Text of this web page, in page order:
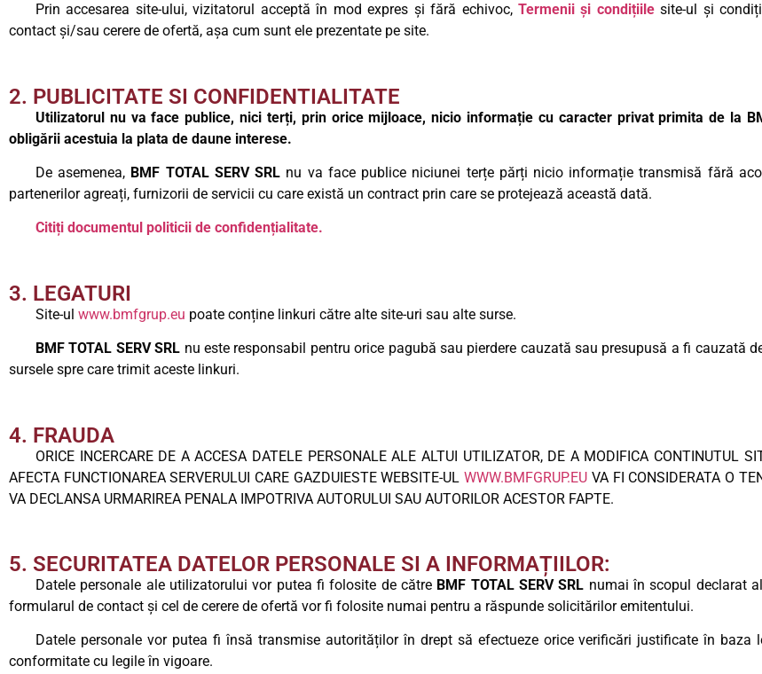
Prin accesarea site-ului, vizitatorul acceptă în mod expres și fără echivoc, Termenii și condițiilesite-ul și
contact și/sau cerere de ofertă, așa cum sunt ele prezentate pe site.
2. PUBLICITATE SI CONFIDENTIALITATE
Utilizatorul nu va face publice, nici terți, prin orice mijloace, nicio informație cu caracter privat primita de la
obligării acestuia la plata de daune interese.
De asemenea, BMF TOTAL SERV SRL nu va face publice niciunei terțe părți nicio informație transmisă fără
partenerilor agreați, furnizorii de servicii cu care există un contract prin care se protejează această dată.
Citiți documentul politicii de confidențialitate.
3. LEGATURI
Site-ul www.bmfgrup.eu poate conține linkuri către alte site-uri sau alte surse.
BMF TOTAL SERV SRL nu este responsabil pentru orice pagubă sau pierdere cauzată sau presupusă a fi cauzată
sursele spre care trimit aceste linkuri.
4. FRAUDA
ORICE INCERCARE DE A ACCESA DATELE PERSONALE ALE ALTUI UTILIZATOR, DE A MODIFICA CONTINUTUL
AFECTA FUNCTIONAREA SERVERULUI CARE GAZDUIESTE WEBSITE-ULWWW.BMFGRUP.EU VA FI CONSIDERATA O
VA DECLANSA URMARIREA PENALA IMPOTRIVA AUTORULUI SAU AUTORILOR ACESTOR FAPTE.
5. SECURITATEA DATELOR PERSONALE SI A INFORMAȚIILOR:
Datele personale ale utilizatorului vor putea fi folosite de către BMF TOTAL SERV SRL numai în scopul declarat
formularul de contact și cel de cerere de ofertă vor fi folosite numai pentru a răspunde solicitărilor emitentului.
Datele personale vor putea fi însă transmise autorităților în drept să efectueze orice verificări justificate în
conformitate cu legile în vigoare.